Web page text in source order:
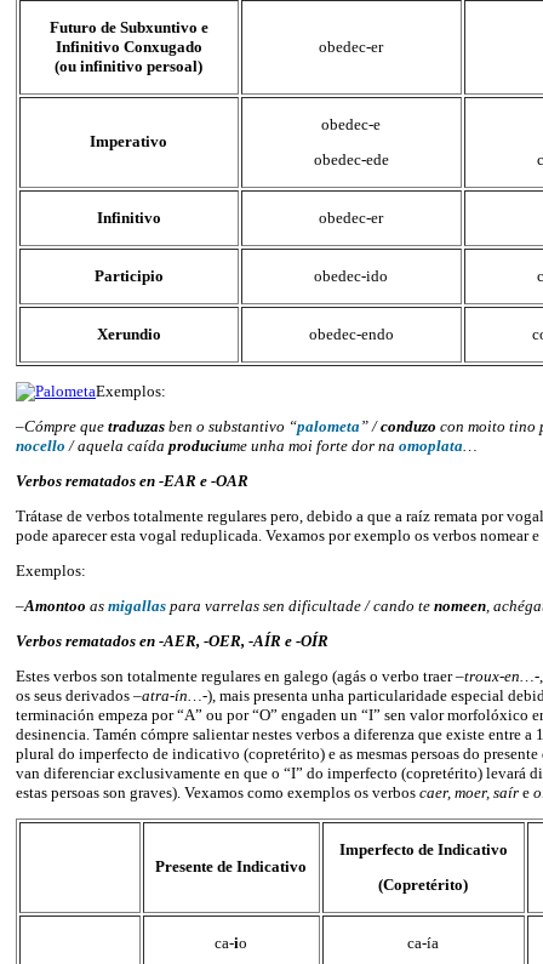
Futuro de Subxuntivo e
Infinitivo Conxugado
(ou infinitivo persoal)
obedec-er
Imperativo
obedec-e
obedec-ede
Infinitivo obedec-er
Participio obedec-ido
Xerundio obedec-endo
Exemplos:
–Cómpre que traduzas ben o substantivo “palometa” /conduzo con moito tino
nocello / aquela caída produciume unha moi forte dor na omoplata
Verbos rematados en -EAR e -OAR
Trátase de verbos totalmente regulares pero, debido a que a raíz remata por
pode aparecer esta vogal reduplicada. Vexamos por exemplo os verbos nomear e
Exemplos:
–Amontoo as migallas para varrelas sen dificultade / cando te nomeen ,
Verbos rematados en -AER, -OER, -AÍR e -OÍR
Estes verbos son totalmente regulares en galego (agás o verbo traer –troux-en… -
os seus derivados –atra-ín… -), mais presenta unha particularidade especial
terminación empeza por “A” ou por “O” engaden un “I” sen valor morfolóxico
desinencia. Tamén cómpre salientar nestes verbos a diferenza que existe entre a
plural do imperfecto de indicativo (copretérito) e as mesmas persoas do
van diferenciar exclusivamente en que o “I” do imperfecto (copretérito) levará
estas persoas son graves). Vexamos como exemplos os verbos caer, moer, saír e
Presente de Indicativo
Imperfecto de Indicativo
(Copretérito)
ca-io
ca-ía